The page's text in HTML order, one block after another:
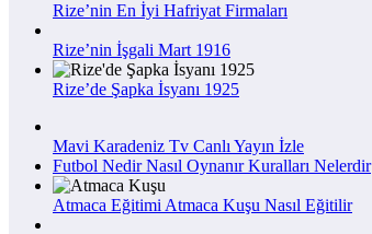
Rize’nin En İyi Hafriyat Firmaları
Rize’nin İşgali Mart 1916
Rize’de Şapka İsyanı 1925
Mavi Karadeniz Tv Canlı Yayın İzle
Futbol Nedir Nasıl Oynanır Kuralları Nelerdir
Atmaca Eğitimi Atmaca Kuşu Nasıl Eğitilir